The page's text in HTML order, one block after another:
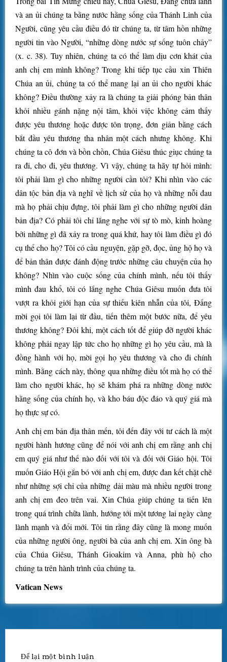
và an ủi chúng ta bằng nước hằng sống của Thánh Linh của
Người, cũng yêu cầu điều đó từ chúng ta, từ tâm hồn những
người tin vào Người, “những dòng nước sự sống tuôn chảy”
(x. c. 38). Tuy nhiên, chúng ta có thể làm dịu cơn khát của
anh chị em mình không? Trong khi tiếp tục cầu xin Thiên
Chúa an ủi, chúng ta có thể mang lại an ủi cho người khác
không? Điều thường xảy ra là chúng ta giải phóng bản thân
khỏi nhiều gánh nặng nội tâm, khỏi việc không cảm thấy
được yêu thương hoặc được tôn trọng, đơn giản bằng cách
bắt đầu yêu thương tha nhân một cách nhưng không. Khi
chúng ta cô đơn và bồn chồn, Chúa Giêsu thúc giục chúng ta
ra đi, cho đi, yêu thương. Vì vậy, chúng ta hãy tự hỏi mình:
tôi phải làm gì cho những người cần tôi? Khi nhìn vào các
dân tộc bản địa và nghĩ về lịch sử của họ và những nỗi đau
mà họ phải chịu đựng, tôi phải làm gì cho những người dân
bản địa? Có phải tôi chỉ lắng nghe với sự tò mò, kinh hoàng
bởi những gì đã xảy ra trong quá khứ, hay tôi làm điều gì đó
cụ thể cho họ? Tôi có cầu nguyện, gặp gỡ, đọc, ủng hộ họ và
để bản thân được đánh động trước những câu chuyện của họ
không? Nhìn vào cuộc sống của chính mình, nếu tôi thấy
mình đau khổ, tôi có lắng nghe Chúa Giêsu muốn đưa tôi
vượt ra khỏi giới hạn của sự thiếu kiên nhẫn của tôi, Đấng
mời gọi tôi làm lại từ đầu, tiến thêm một bước nữa, để yêu
thương không? Đôi khi, một cách tốt để giúp đỡ người khác
không phải ngay lập tức cho họ những gì họ yêu cầu, mà là
đồng hành với họ, mời gọi họ yêu thương và cho đi chính
mình. Bằng cách này, thông qua những điều tốt mà họ có thể
làm cho người khác, họ sẽ khám phá ra những dòng nước
hằng sống của chính họ, và kho báu độc đáo và quý giá mà
họ thực sự có.
Anh chị em bản địa thân mến, tôi đến đây với tư cách là một
người hành hương cũng để nói với anh chị em rằng anh chị
em quý giá như thế nào đối với tôi và đối với Giáo hội. Tôi
muốn Giáo Hội gắn bó với anh chị em, được đan kết chặt chẽ
như những sợi chỉ của những dải màu mà nhiều người trong
anh chị em đeo trên vai. Xin Chúa giúp chúng ta tiến lên
trong quá trình chữa lành, hướng tới một tương lai ngày càng
lành mạnh và đổi mới. Tôi tin rằng đây cũng là mong muốn
của những người ông, người bà của anh chị em. Xin ông bà
của Chúa Giêsu, Thánh Gioakim và Anna, phù hộ cho
chúng ta trên hành trình của chúng ta.
Vatican News
Để lại một bình luận